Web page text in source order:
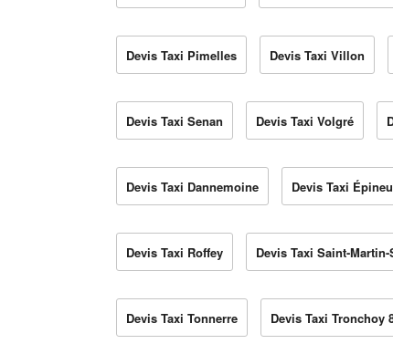
Devis Taxi Pimelles Devis Taxi Villon
Devis Taxi Senan Devis Taxi Volgré
Devis Taxi Dannemoine Devis Taxi
Devis Taxi Roffey Devis Taxi Saint-
Devis Taxi Tonnerre Devis Taxi Tronchoy